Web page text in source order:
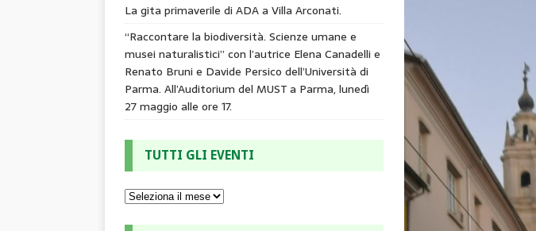
La gita primaverile di ADA a Villa Arconati.
“Raccontare la biodiversità. Scienze umane e
musei naturalistici” con l’autrice Elena Canadelli e
Renato Bruni e Davide Persico dell’Università di
Parma. All’Auditorium del MUST a Parma, lunedì
27 maggio alle ore 17.
TUTTI GLI EVENTI